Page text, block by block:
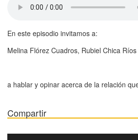
En este episodio invitamos a:
Melina Flórez Cuadros, Rubiel Chica
a hablar y opinar acerca de la relación
Compartir